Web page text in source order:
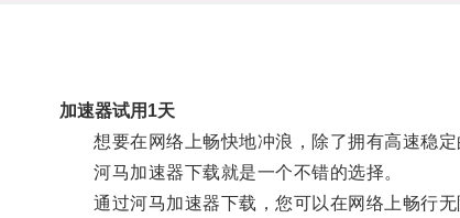
加速器试用1天
想要在网络上畅快地冲浪，除了拥有高速稳定
河马加速器下载就是一个不错的选择。
通过河马加速器下载，您可以在网络上畅行无